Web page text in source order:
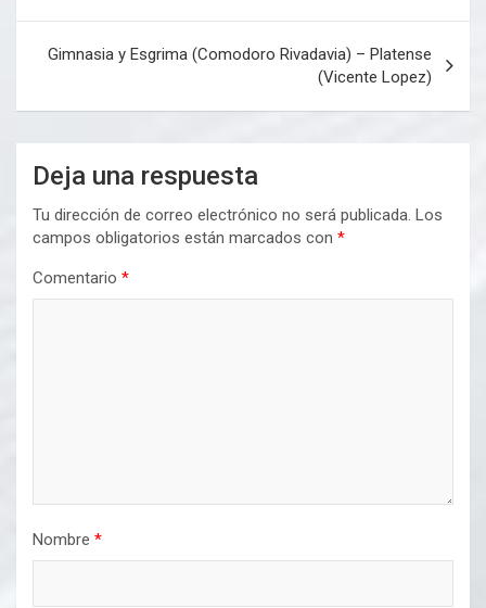
entradas
Gimnasia y Esgrima (Comodoro Rivadavia) – Platense
(Vicente Lopez)
Deja una respuesta
Tu dirección de correo electrónico no será publicada. Los
campos obligatorios están marcados con *
Comentario *
Nombre *